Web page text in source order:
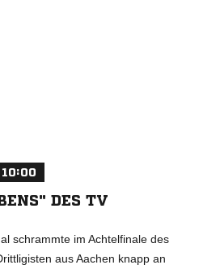
DES TV
schrammte im Achtelfinale des
aus Aachen knapp an